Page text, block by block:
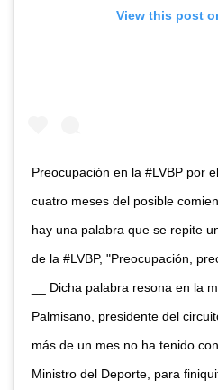
View this post
Preocupación en la #LVBP por
cuatro meses del posible
hay una palabra que se repite
de la #LVBP, "Preocupación,
__ Dicha palabra resona en la
Palmisano, presidente del
más de un mes no ha tenido
Ministro del Deporte, para